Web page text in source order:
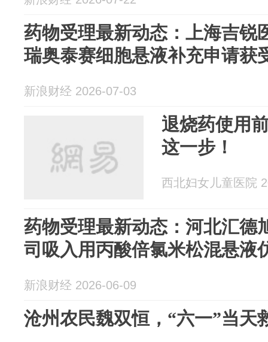
药物受理最新动态：上海吉锐
瑞奥泰赛细胞悬液补充申请获
新浪财经 2026-07-03
退烧药使用
这一步！
西北妇女儿童医院
药物受理最新动态：河北汇德
司吸入用丙酸倍氯米松混悬液
新浪财经 2026-06-09
沧州农民魏双恒，“六一”当天